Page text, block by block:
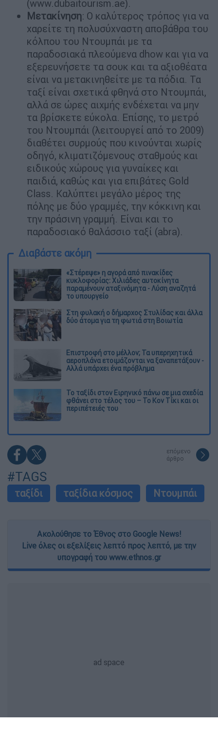
(www.dubaitourism.ae).
Μετακίνηση: Ο καλύτερος τρόπος για να
χαρείτε τη πολυσύχναστη αποβάθρα του
κόλπου του Ντουμπάι με τα
παραδοσιακά πλεούμενα dhow και για να
εξερευνήσετε τα σουκ και τα αξιοθέατα
είναι να μετακινηθείτε με τα πόδια. Τα
ταξί είναι σχετικά φθηνά στο Ντουμπάι,
αλλά σε ώρες αιχμής ενδέχεται να μην
τα βρίσκετε εύκολα. Επίσης, το μετρό
του Ντουμπάι (λειτουργεί από το 2009)
διαθέτει συρμούς που κινούνται χωρίς
οδηγό, κλιματιζόμενους σταθμούς και
ειδικούς χώρους για γυναίκες και
παιδιά, καθώς και για επιβάτες Gold
Class. Καλύπτει μεγάλο μέρος της
πόλης με δύο γραμμές, την κόκκινη και
την πράσινη γραμμή. Είναι και το
παραδοσιακό θαλάσσιο ταξί (abra).
Διαβάστε ακόμη
«Στέρεψε» η αγορά από πινακίδες
κυκλοφορίας: Χιλιάδες αυτοκίνητα
παραμένουν αταξινόμητα - Λύση αναζητά
το υπουργείο
Στη φυλακή ο δήμαρχος Στυλίδας και άλλα
δύο άτομα για τη φωτιά στη Βοιωτία
Επιστροφή στο μέλλον; Τα υπερηχητικά
αεροπλάνα ετοιμάζονται να ξαναπετάξουν -
Αλλά υπάρχει ένα πρόβλημα
Το ταξίδι στον Ειρηνικό πάνω σε μια σχεδία
φθάνει στο τέλος του – Το Κον Τίκι και οι
περιπέτειές του
επόμενο
άρθρο
#TAGS
ταξίδι ταξίδια κόσμος Ντουμπάι
Ακολούθησε το Έθνος στο Google News!
Live όλες οι εξελίξεις λεπτό προς λεπτό, με την
υπογραφή του www.ethnos.gr